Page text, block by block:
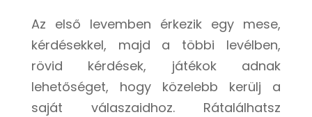
Az első levemben érkezik egy mese,
kérdésekkel, majd a többi levélben,
rövid kérdések, játékok adnak
lehetőséget, hogy közelebb kerülj a
saját válaszaidhoz. Rátalálhatsz